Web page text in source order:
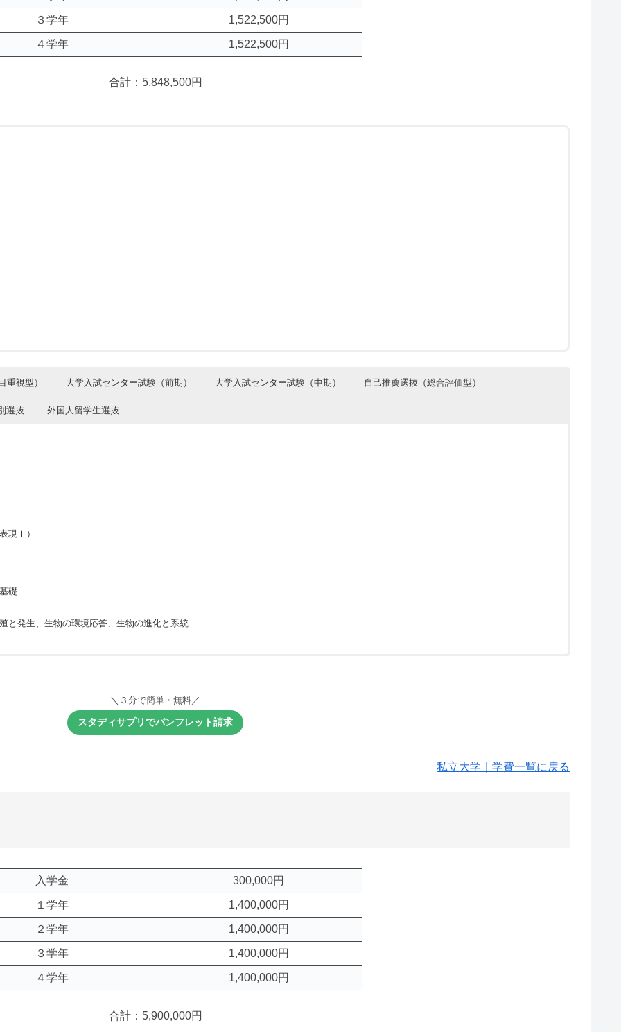
３学年 1,522,500円
４学年 1,522,500円
合計：5,848,500円
重視型） 大学入試センター試験（前期） 大学入試センター試験（中期） 自己推薦選抜（総合評価型）
選抜 外国人留学生選抜
現Ⅰ）
礎
と発生、生物の環境応答、生物の進化と系統
＼３分で簡単・無料／
スタディサプリでパンフレット請求
私立大学｜学費一覧に戻る
入学金 300,000円
１学年 1,400,000円
２学年 1,400,000円
３学年 1,400,000円
４学年 1,400,000円
合計：5,900,000円